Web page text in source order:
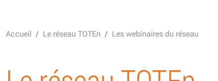
Accueil Le réseau TOTEn Les webinaires du réseau